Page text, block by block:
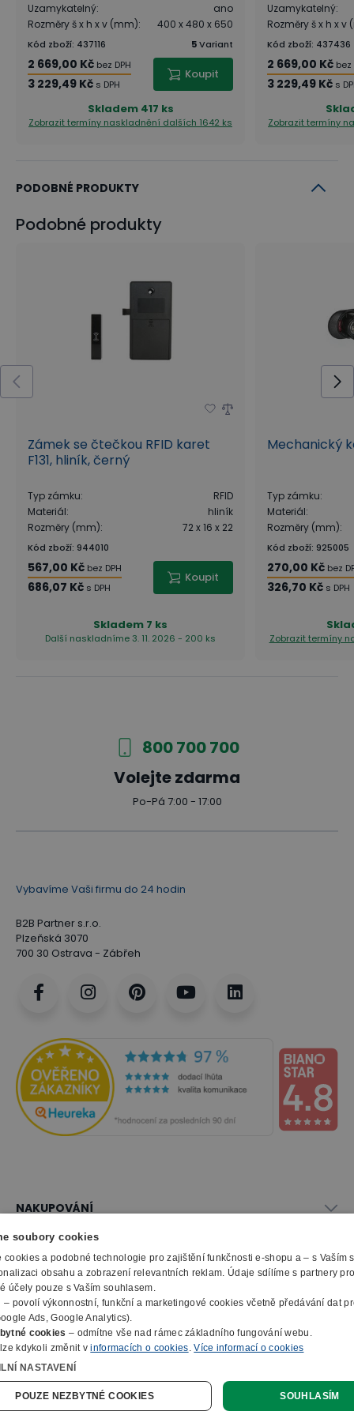
Uzamykatelný:
ano
Rozměry š x h x v (mm): 400 x 480 x 650
Kód zboží: 437116 5Variant
2 669,00 Kč bez DPH
3 229,49 Kč s DPH
Koupit
Skladem 417 ks
Zobrazit termíny naskladnění dalších 1642 ks
Uzamykatelný:
Rozměry š x h x v
Kód zboží: 437436
2 669,00 Kč bez
3 229,49 Kč s
Zobrazit termíny
PODOBNÉ PRODUKTY
Podobné produkty
Zámek se čtečkou RFID karet
F131, hliník, černý
Typ zámku:
RFID
Materiál:
hliník
Rozměry (mm): 72 x 16 x 22
Kód zboží: 944010
567,00 Kč bez DPH
686,07 Kč s DPH
Koupit
Skladem 7 ks
Další naskladníme 3. 11. 2026 - 200 ks
Mechanický
Typ zámku:
Materiál:
Rozměry (mm):
Kód zboží: 925005
270,00 Kč bez
326,70 Kč s DPH
Zobrazit termíny
800 700 700
Volejte zdarma
Po-Pá 7:00 - 17:00
Vybavíme Vaši firmu do 24 hodin
B2B Partner s.r.o.
Plzeňská 3070
700 30 Ostrava - Zábřeh
NAKUPOVÁNÍ
Vše o nákupu
Obchodní podmínky
Doprava a montáž
Možnosti platby
Záruka, servis, reklamace
Ochrana osobních údajů
Informace o cookies
Jak nakupovat
Online poptávka
SLUŽBY
Naše katalogy
Reklamační formulář
Výroba kancelářského nábytku
Zpracování elektroodpadu
E-Procurement
O FIRMĚ
O nás
Kontakty
Členství v organizacích
Ocenění a certifikáty
Naše eshopy
© 2010 - 2026 B2B Partner s.r.o. - Všechna práva vyhrazena.
soubory cookies
cookies a podobné technologie pro zajištění funkčnosti e-shopu a – s Vaším
obsahu a zobrazení relevantních reklam. Údaje sdílíme s partnery
účely pouze s Vaším souhlasem.
– povolí výkonnostní, funkční a marketingové cookies včetně předávání dat
Ads, Google Analytics).
cookies – odmítne vše nad rámec základního fungování webu.
kdykoli změnit vinformacích o cookies. Více informací o cookies
NASTAVENÍ
SOUHLASÍM
POUZE NEZBYTNÉ COOKIES